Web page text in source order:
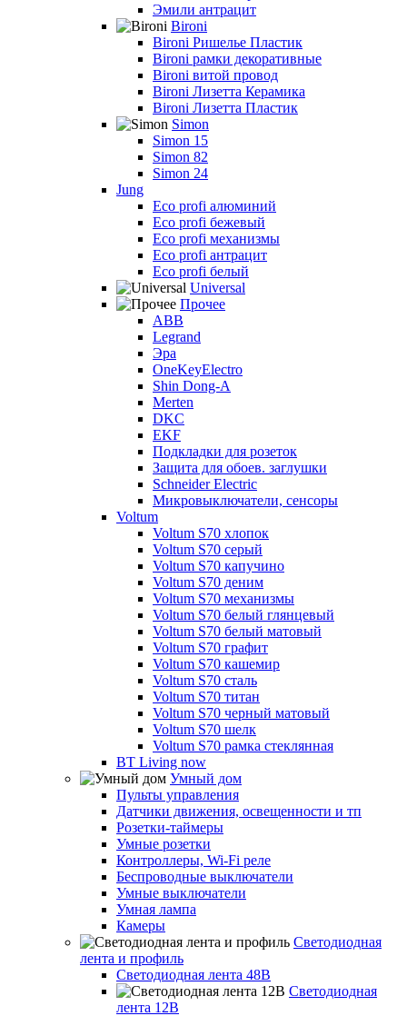
Эмили антрацит
Bironi
Bironi Ришелье Пластик
Bironi рамки декоративные
Bironi витой провод
Bironi Лизетта Керамика
Bironi Лизетта Пластик
Simon
Simon 15
Simon 82
Simon 24
Jung
Eco profi алюминий
Eco profi бежевый
Eco profi механизмы
Eco profi антрацит
Eco profi белый
Universal
Прочее
ABB
Legrand
Эра
OneKeyElectro
Shin Dong-A
Merten
DKC
EKF
Подкладки для розеток
Защита для обоев. заглушки
Schneider Electric
Микровыключатели, сенсоры
Voltum
Voltum S70 хлопок
Voltum S70 серый
Voltum S70 капучино
Voltum S70 деним
Voltum S70 механизмы
Voltum S70 белый глянцевый
Voltum S70 белый матовый
Voltum S70 графит
Voltum S70 кашемир
Voltum S70 сталь
Voltum S70 титан
Voltum S70 черный матовый
Voltum S70 шелк
Voltum S70 рамка стеклянная
BT Living now
Умный дом
Пульты управления
Датчики движения, освещенности и тп
Розетки-таймеры
Умные розетки
Контроллеры, Wi-Fi реле
Беспроводные выключатели
Умные выключатели
Умная лампа
Камеры
Светодиодная
лента и профиль
Светодиодная лента 48В
Светодиодная
лента 12В